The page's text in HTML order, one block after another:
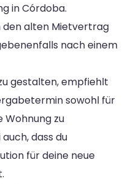
in Córdoba.
den alten Mietvertrag
nach einem
gestalten, empfiehlt
sowohl für
Wohnung zu
dass du
für deine neue